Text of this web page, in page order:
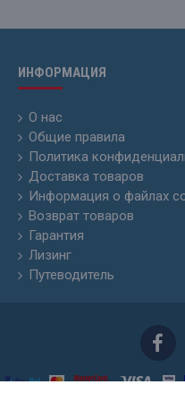
ИНФОРМАЦИЯ
О нас
Общие правила
Политика
Доставка товаров
Информация о файлах
Возврат товаров
Гарантия
Лизинг
Путеводитель